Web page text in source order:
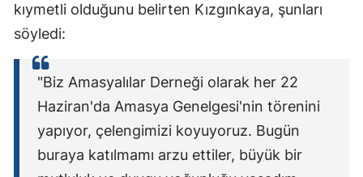
kıymetli olduğunu belirten Kızgınkaya, şunları
söyledi:
"Biz Amasyalılar Derneği olarak her 22
Haziran'da Amasya Genelgesi'nin törenini
yapıyor, çelengimizi koyuyoruz. Bugün
buraya katılmamı arzu ettiler, büyük bir